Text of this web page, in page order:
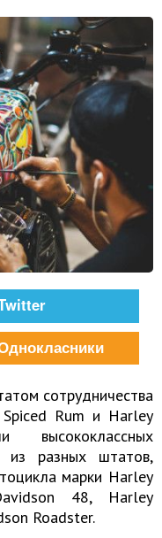
сотрудничества
Rum и Harley
высококлассных
из разных штатов,
марки Harley
48, Harley
Roadster.